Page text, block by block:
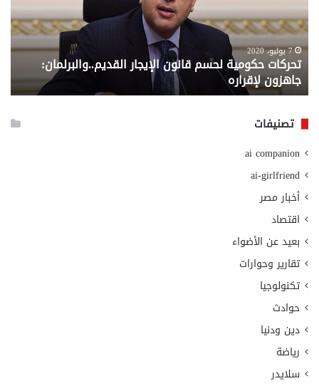
القديم..والبرلمان:
جاهزون
لإقراره
7 يوليو، 2020
تحركات حكومية لحسم قانون الإيجار القديم..والبرلمان:
جاهزون لإقراره
من
تصنيفات
ai companion
ai-girlfriend
أخبار مصر
اقتصاد
بعيد عن الأضواء
تقارير وحوارات
تكنولوجيا
حوادث
دين ودنيا
رياضة
سلايدر